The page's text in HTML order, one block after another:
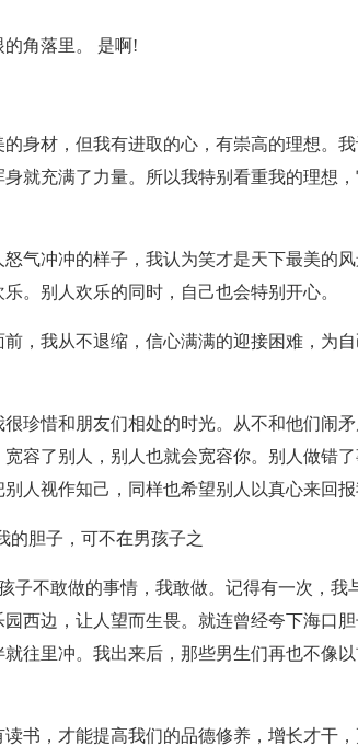
角落里。 是啊!
身材，但我有进取的心，有崇高的理想。我
就充满了力量。所以我特别看重我的理想
气冲冲的样子，我认为笑才是天下最美的风
。别人欢乐的同时，自己也会特别开心。
，我从不退缩，信心满满的迎接困难，为
珍惜和朋友们相处的时光。从不和他们闹
容了别人，别人也就会宽容你。别人做错
人视作知己，同样也希望别人以真心来回报
的胆子，可不在男孩子之
子不敢做的事情，我敢做。记得有一次，我
西边，让人望而生畏。就连曾经夸下海口
往里冲。我出来后，那些男生们再也不像以
书，才能提高我们的品德修养，增长才干